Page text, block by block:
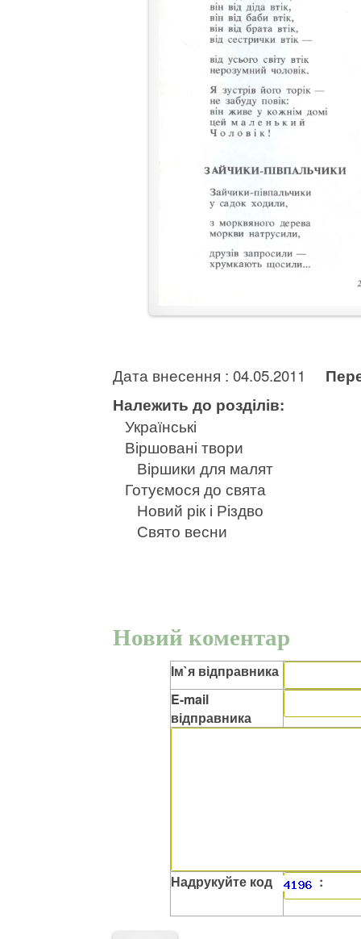
Дата внесення : 04.05.2011
Належить до розділів:
Українські
Віршовані твори
Віршики для малят
Готуємося до свята
Новий рік і Різдво
Свято весни
Новий коментар
Ім`я відправника
E-mail
відправника
Надрукуйте код :